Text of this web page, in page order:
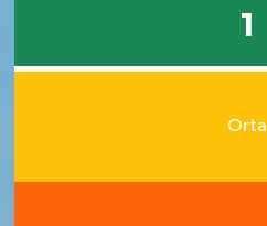
1
Orta